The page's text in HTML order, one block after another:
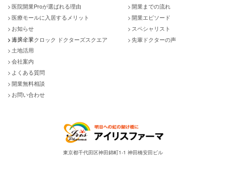
医院開業Proが選ばれる理由
医療モールに入居するメリット
お知らせ
カメイドクロック ドクターズスクエア
開業までの流れ
開業エピソード
スペシャリスト
先輩ドクターの声
連携企業
土地活用
会社案内
よくある質問
開業無料相談
お問い合わせ
東京都千代田区神田錦町1-1 神田橋安田ビル